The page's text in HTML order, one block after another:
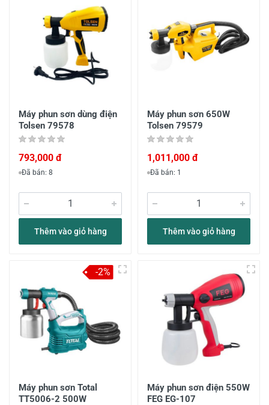
Máy phun sơn dùng điện
Tolsen 79578
793,000 đ
Đã bán: 8
Thêm vào giỏ hàng
Máy phun sơn 650W
Tolsen 79579
1,011,000 đ
Đã bán: 1
Thêm vào giỏ hàng
Máy phun sơn Total
TT5006-2 500W
-2%
Máy phun sơn điện 550W
FEG EG-107